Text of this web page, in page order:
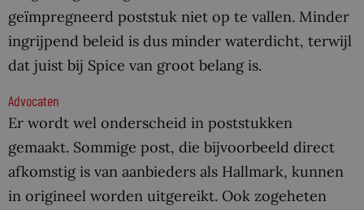
geïmpregneerd poststuk niet op te vallen. Minder
ingrijpend beleid is dus minder waterdicht, terwijl
dat juist bij Spice van groot belang is.
Advocaten
Er wordt wel onderscheid in poststukken
gemaakt. Sommige post, die bijvoorbeeld direct
afkomstig is van aanbieders als Hallmark, kunnen
in origineel worden uitgereikt. Ook zogeheten